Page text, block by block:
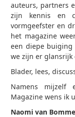
auteurs, partners
zijn kennis en
vormgeefster en
het magazine
een diepe buiging
we zijn er glansrijk
Blader, lees,
Namens mijzelf
Magazine wens ik
Naomi van